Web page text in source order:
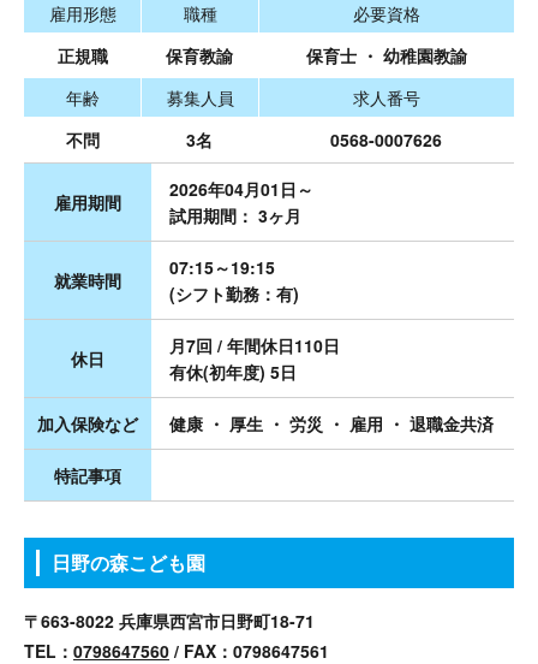
雇用形態 職種
必要資格
正規職
保育教諭
保育士 ・ 幼稚園教諭
年齢
募集人員
求人番号
不問
3名 0568-0007626
雇用期間
2026年04月01日～
試用期間： 3ヶ月
就業時間
07:15～19:15
(シフト勤務：有)
休日
月7回 / 年間休日110日
有休(初年度) 5日
加入保険など 健康 ・ 厚生 ・ 労災 ・ 雇用 ・ 退職金共済
特記事項
日野の森こども園
〒663-8022 兵庫県西宮市日野町18-71
TEL： 0798647560 / FAX：0798647561